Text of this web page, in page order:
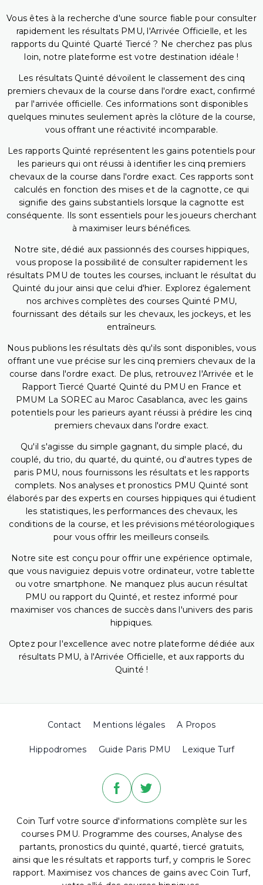
Vous êtes à la recherche d'une source fiable pour consulter
rapidement les résultats PMU, l'Arrivée Officielle, et les
rapports du Quinté Quarté Tiercé ? Ne cherchez pas plus
loin, notre plateforme est votre destination idéale !
Les résultats Quinté dévoilent le classement des cinq
premiers chevaux de la course dans l'ordre exact, confirmé
par l'arrivée officielle. Ces informations sont disponibles
quelques minutes seulement après la clôture de la course,
vous offrant une réactivité incomparable.
Les rapports Quinté représentent les gains potentiels pour
les parieurs qui ont réussi à identifier les cinq premiers
chevaux de la course dans l'ordre exact. Ces rapports sont
calculés en fonction des mises et de la cagnotte, ce qui
signifie des gains substantiels lorsque la cagnotte est
conséquente. Ils sont essentiels pour les joueurs cherchant
à maximiser leurs bénéfices.
Notre site, dédié aux passionnés des courses hippiques,
vous propose la possibilité de consulter rapidement les
résultats PMU de toutes les courses, incluant le résultat du
Quinté du jour ainsi que celui d'hier. Explorez également
nos archives complètes des courses Quinté PMU,
fournissant des détails sur les chevaux, les jockeys, et les
entraîneurs.
Nous publions les résultats dès qu'ils sont disponibles, vous
offrant une vue précise sur les cinq premiers chevaux de la
course dans l'ordre exact. De plus, retrouvez l'Arrivée et le
Rapport Tiercé Quarté Quinté du PMU en France et
PMUM La SOREC au Maroc Casablanca, avec les gains
potentiels pour les parieurs ayant réussi à prédire les cinq
premiers chevaux dans l'ordre exact.
Qu'il s'agisse du simple gagnant, du simple placé, du
couplé, du trio, du quarté, du quinté, ou d'autres types de
paris PMU, nous fournissons les résultats et les rapports
complets. Nos analyses et pronostics PMU Quinté sont
élaborés par des experts en courses hippiques qui étudient
les statistiques, les performances des chevaux, les
conditions de la course, et les prévisions météorologiques
pour vous offrir les meilleurs conseils.
Notre site est conçu pour offrir une expérience optimale,
que vous naviguiez depuis votre ordinateur, votre tablette
ou votre smartphone. Ne manquez plus aucun résultat
PMU ou rapport du Quinté, et restez informé pour
maximiser vos chances de succès dans l'univers des paris
hippiques.
Optez pour l'excellence avec notre plateforme dédiée aux
résultats PMU, à l'Arrivée Officielle, et aux rapports du
Quinté !
Contact Mentions légales A Propos
Hippodromes Guide Paris PMU Lexique Turf
Coin Turf votre source d'informations complète sur les
courses PMU. Programme des courses, Analyse des
partants, pronostics du quinté, quarté, tiercé gratuits,
ainsi que les résultats et rapports turf, y compris le Sorec
rapport. Maximisez vos chances de gains avec Coin Turf,